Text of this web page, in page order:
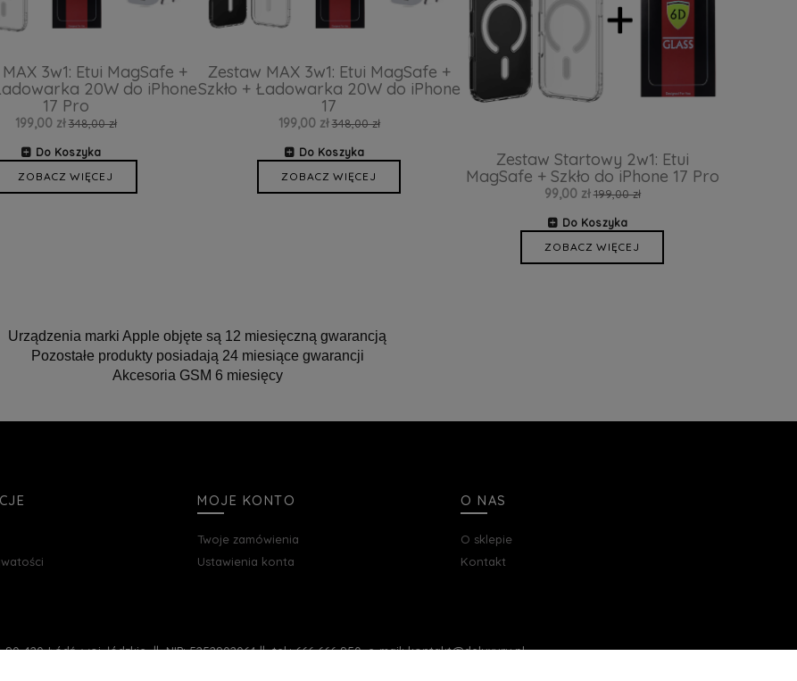
3w1: Etui MagSafe +
20W do iPhone
17 Pro
199,00 zł 348,00 zł
Do Koszyka
ZOBACZ WIĘCEJ
Zestaw MAX 3w1: Etui MagSafe +
Szkło + Ładowarka 20W do iPhone
17
199,00 zł 348,00 zł
Do Koszyka
ZOBACZ WIĘCEJ
Zestaw Startowy 2w1: Etui
MagSafe + Szkło do iPhone 17 Pro
99,00 zł 199,00 zł
Do Koszyka
ZOBACZ WIĘCEJ
Urządzenia marki Apple objęte są 12 miesięczną gwarancją
Pozostałe produkty posiadają 24 miesiące gwarancji
Akcesoria GSM 6 miesięcy
MOJE KONTO
Twoje zamówienia
Ustawienia konta
O NAS
O sklepie
Kontakt
420 Łódź, woj. łódzkie || NIP: 5252902064 || tel.: 666 666 950, e-mail: kontakt@deluxury.pl